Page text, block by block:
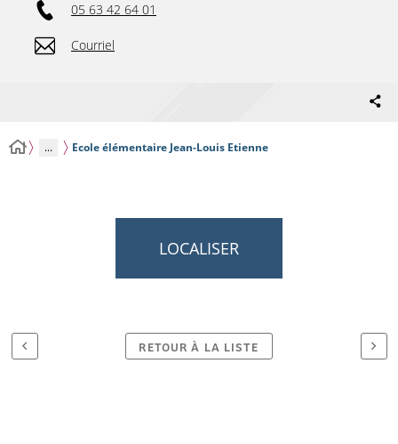
05 63 42 64 01
Courriel
... Ecole élémentaire Jean-Louis Etienne
LOCALISER
RETOUR À LA LISTE